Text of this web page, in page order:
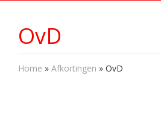
OvD
Home » Afkortingen » OvD